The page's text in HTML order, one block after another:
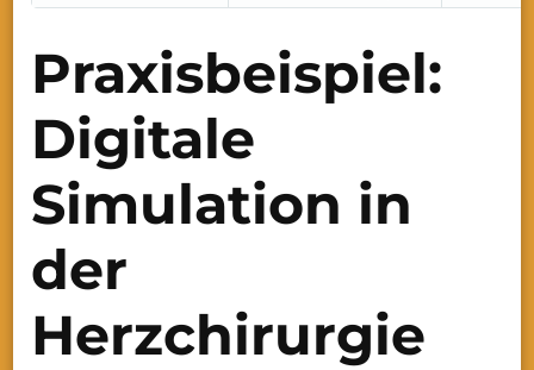
Praxisbeispiel:
Digitale
Simulation in
der
Herzchirurgie